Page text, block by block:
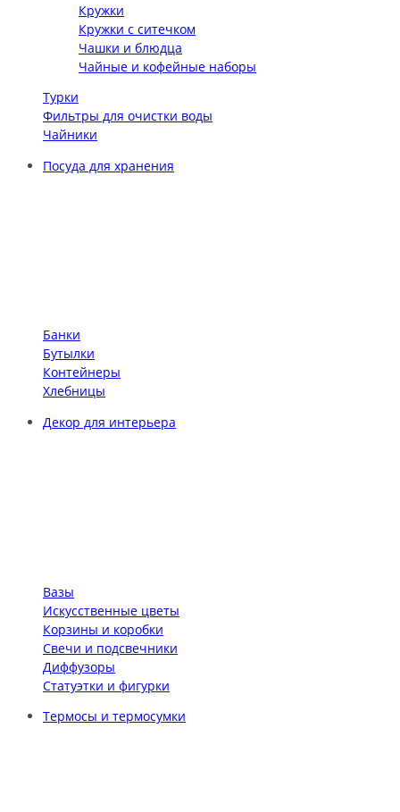
Кружки
Кружки с ситечком
Чашки и блюдца
Чайные и кофейные наборы
Турки
Фильтры для очистки воды
Чайники
Посуда для хранения
Банки
Бутылки
Контейнеры
Хлебницы
Декор для интерьера
Вазы
Искусственные цветы
Корзины и коробки
Свечи и подсвечники
Диффузоры
Статуэтки и фигурки
Термосы и термосумки